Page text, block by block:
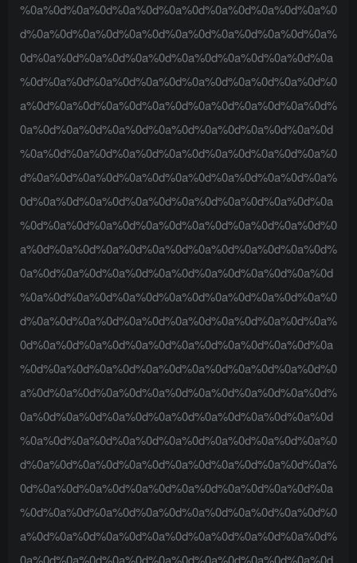
%0a%0d%0a%0d%0a%0d%0a%0d%0a%0d%0a%0d%0a%0
d%0a%0d%0a%0d%0a%0d%0a%0d%0a%0d%0a%0d%0a%
0d%0a%0d%0a%0d%0a%0d%0a%0d%0a%0d%0a%0d%0a
%0d%0a%0d%0a%0d%0a%0d%0a%0d%0a%0d%0a%0d%0
a%0d%0a%0d%0a%0d%0a%0d%0a%0d%0a%0d%0a%0d%
0a%0d%0a%0d%0a%0d%0a%0d%0a%0d%0a%0d%0a%0d
%0a%0d%0a%0d%0a%0d%0a%0d%0a%0d%0a%0d%0a%0
d%0a%0d%0a%0d%0a%0d%0a%0d%0a%0d%0a%0d%0a%
0d%0a%0d%0a%0d%0a%0d%0a%0d%0a%0d%0a%0d%0a
%0d%0a%0d%0a%0d%0a%0d%0a%0d%0a%0d%0a%0d%0
a%0d%0a%0d%0a%0d%0a%0d%0a%0d%0a%0d%0a%0d%
0a%0d%0a%0d%0a%0d%0a%0d%0a%0d%0a%0d%0a%0d
%0a%0d%0a%0d%0a%0d%0a%0d%0a%0d%0a%0d%0a%0
d%0a%0d%0a%0d%0a%0d%0a%0d%0a%0d%0a%0d%0a%
0d%0a%0d%0a%0d%0a%0d%0a%0d%0a%0d%0a%0d%0a
%0d%0a%0d%0a%0d%0a%0d%0a%0d%0a%0d%0a%0d%0
a%0d%0a%0d%0a%0d%0a%0d%0a%0d%0a%0d%0a%0d%
0a%0d%0a%0d%0a%0d%0a%0d%0a%0d%0a%0d%0a%0d
%0a%0d%0a%0d%0a%0d%0a%0d%0a%0d%0a%0d%0a%0
d%0a%0d%0a%0d%0a%0d%0a%0d%0a%0d%0a%0d%0a%
0d%0a%0d%0a%0d%0a%0d%0a%0d%0a%0d%0a%0d%0a
%0d%0a%0d%0a%0d%0a%0d%0a%0d%0a%0d%0a%0d%0
a%0d%0a%0d%0a%0d%0a%0d%0a%0d%0a%0d%0a%0d%
0a%0d%0a%0d%0a%0d%0a%0d%0a%0d%0a%0d%0a%0d